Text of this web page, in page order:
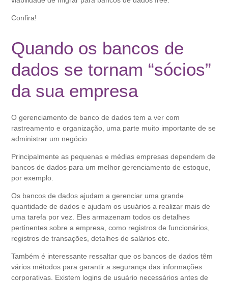
Confira!
Quando os bancos de
dados se tornam “sócios”
da sua empresa
O gerenciamento de banco de dados tem a ver com
rastreamento e organização, uma parte muito importante de se
administrar um negócio.
Principalmente as pequenas e médias empresas dependem de
bancos de dados para um melhor gerenciamento de estoque,
por exemplo.
Os bancos de dados ajudam a gerenciar uma grande
quantidade de dados e ajudam os usuários a realizar mais de
uma tarefa por vez. Eles armazenam todos os detalhes
pertinentes sobre a empresa, como registros de funcionários,
registros de transações, detalhes de salários etc.
Também é interessante ressaltar que os bancos de dados têm
vários métodos para garantir a segurança das informações
corporativas. Existem logins de usuário necessários antes de